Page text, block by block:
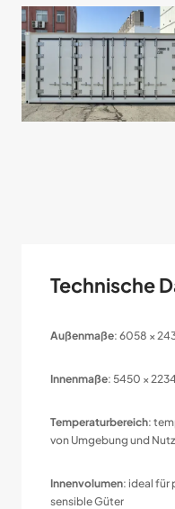
Technische
Außenmaße: 6058 ×
Innenmaße: 5450 ×
Temperaturbereich:
von Umgebung und
Innenvolumen: ideal für
sensible Güter